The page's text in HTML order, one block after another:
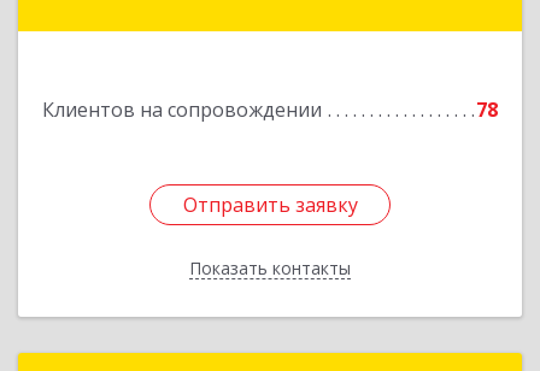
Клиентов на сопровождении 78
Отправить заявку
Показать контакты
Отправить заявку
Назад